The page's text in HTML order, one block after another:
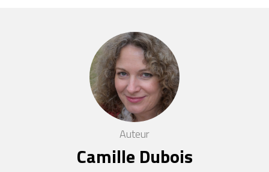
Auteur
Camille Dubois